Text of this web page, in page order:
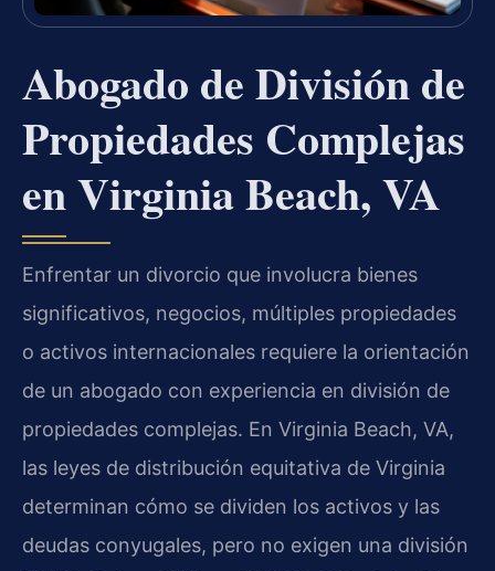
Abogado de División de
Propiedades Complejas
en Virginia Beach, VA
Enfrentar un divorcio que involucra bienes
significativos, negocios, múltiples propiedades
o activos internacionales requiere la orientación
de un abogado con experiencia en división de
propiedades complejas. En Virginia Beach, VA,
las leyes de distribución equitativa de Virginia
determinan cómo se dividen los activos y las
deudas conyugales, pero no exigen una división